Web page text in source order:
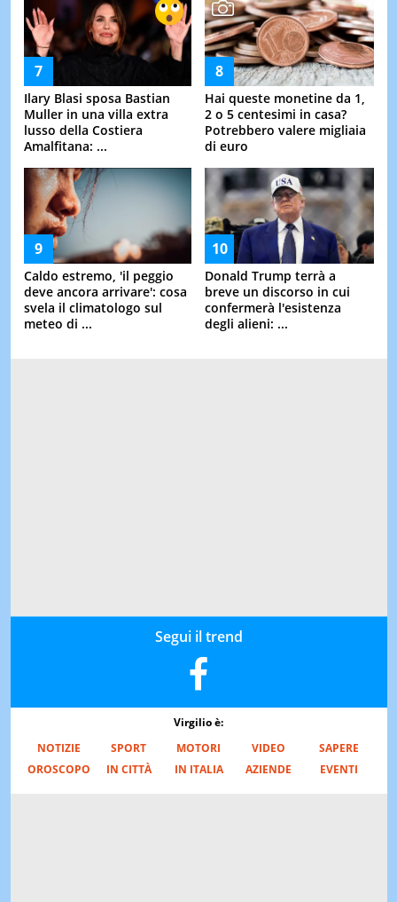
Ilary Blasi sposa Bastian
Muller in una villa extra
lusso della Costiera
Amalfitana: ...
Hai queste monetine da 1,
2 o 5 centesimi in casa?
Potrebbero valere migliaia
di euro
Caldo estremo, 'il peggio
deve ancora arrivare': cosa
svela il climatologo sul
meteo di ...
Donald Trump terrà a
breve un discorso in cui
confermerà l'esistenza
degli alieni: ...
Segui il trend
Virgilio è:
NOTIZIE
SPORT MOTORI VIDEO
SAPERE
OROSCOPO
IN CITTÀ IN ITALIA AZIENDE EVENTI